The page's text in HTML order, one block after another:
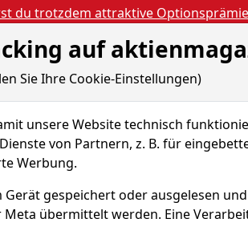
du trotzdem attraktive
Magazine Aktien- und
Gratis
Simulator
Mid
auf
Sie Ihre Cookie-Einstellungen)
unsere Website technisch
von Partnern, z. B. für
Werbung.
gespeichert oder ausgelesen
übermittelt werden. Eine